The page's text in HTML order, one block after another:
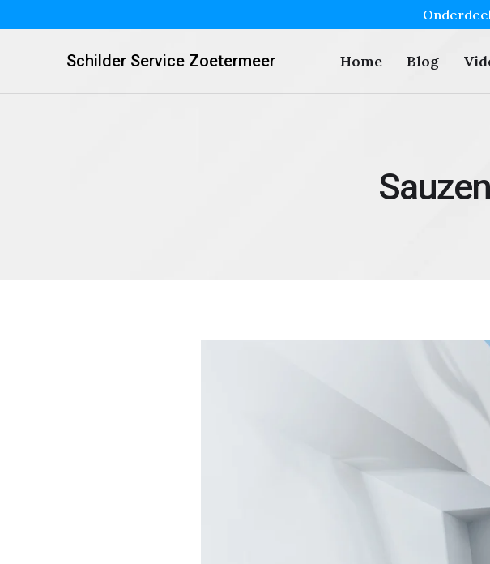
Schilder Service Zoetermeer Home Blog